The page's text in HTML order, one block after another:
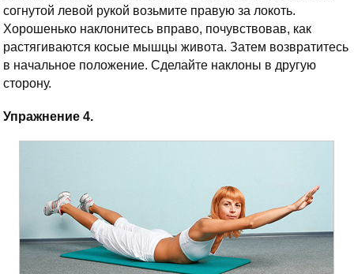
согнутой левой рукой возьмите правую за локоть.
Хорошенько наклонитесь вправо, почувствовав, как
растягиваются косые мышцы живота. Затем возвратитесь
в начальное положение. Сделайте наклоны в другую
сторону.
Упражнение 4.